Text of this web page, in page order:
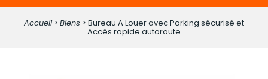
Accueil> Biens > Bureau A Louer avec Parking sécurisé et
Accès rapide autoroute